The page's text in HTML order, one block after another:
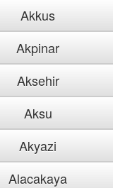
Akkus
Akpinar
Aksehir
Aksu
Akyazi
Alacakaya